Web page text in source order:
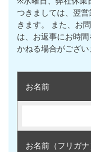
つきましては、翌
きます。 また、お
は、お返事にお時
かねる場合がござ
お名前
お名前（フリガナ